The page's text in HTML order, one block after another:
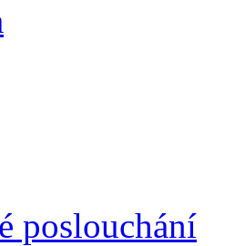
poslouchání